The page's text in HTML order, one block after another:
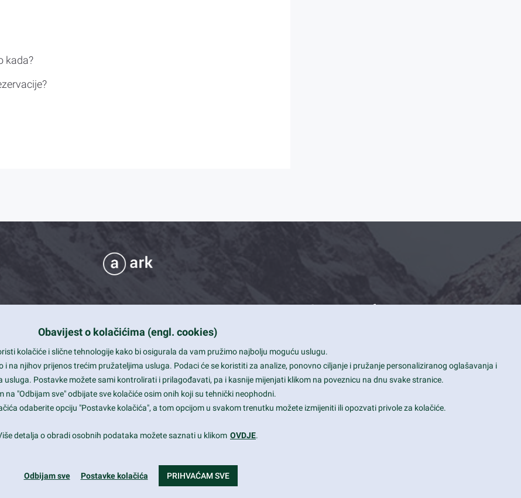
kada?
and beautiful design
Eelements
ready
Contact Info
View, CA 94043
+1 650-253-0000
Daily: 9:00 am - 6:00 pm
Obavijest o kolačićima (engl. cookies)
kolačiće i slične tehnologije kako bi osigurala da vam pružimo najbolju moguću uslugu.
na njihov prijenos trećim pružateljima usluga. Podaci će se koristiti za analize, ponovno ciljanje i pružanje personaliziranog oglašavanja i
Postavke možete sami kontrolirati i prilagođavati, pa i kasnije mijenjati klikom na poveznicu na dnu svake stranice.
na "Odbijam sve" odbijate sve kolačiće osim onih koji su tehnički neophodni.
odaberite opciju "Postavke kolačića", a tom opcijom u svakom trenutku možete izmijeniti ili opozvati privole za kolačiće.
detalja o obradi osobnih podataka možete saznati u klikom OVDJE.
Odbijam sve Postavke kolačića PRIHVAĆAM SVE